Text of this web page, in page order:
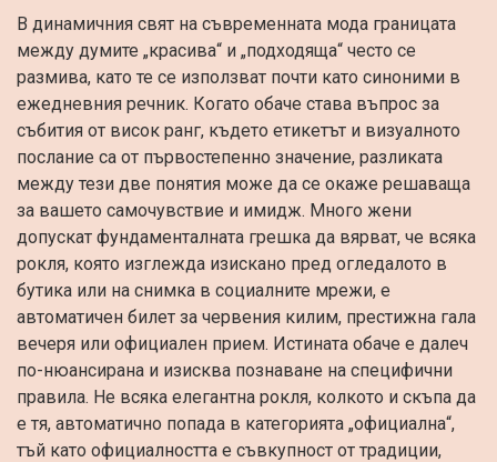
В динамичния свят на съвременната мода границата
между думите „красива“ и „подходяща“ често се
размива, като те се използват почти като синоними в
ежедневния речник. Когато обаче става въпрос за
събития от висок ранг, където етикетът и визуалното
послание са от първостепенно значение, разликата
между тези две понятия може да се окаже решаваща
за вашето самочувствие и имидж. Много жени
допускат фундаменталната грешка да вярват, че всяка
рокля, която изглежда изискано пред огледалото в
бутика или на снимка в социалните мрежи, е
автоматичен билет за червения килим, престижна гала
вечеря или официален прием. Истината обаче е далеч
по-нюансирана и изисква познаване на специфични
правила. Не всяка елегантна рокля, колкото и скъпа да
е тя, автоматично попада в категорията „официална“,
тъй като официалността е съвкупност от традиции,